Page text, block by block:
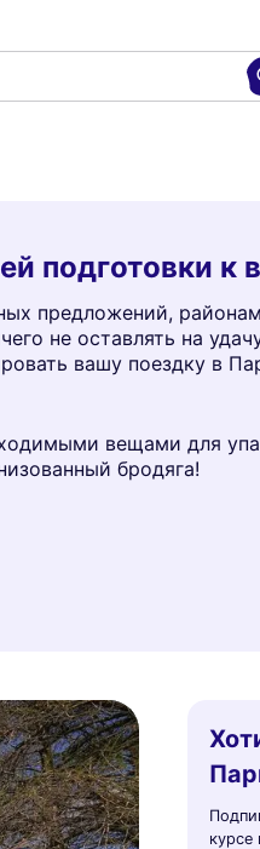
подготовки
предложений,
не оставлять на
вашу поездку в
вещами для
бродяга!